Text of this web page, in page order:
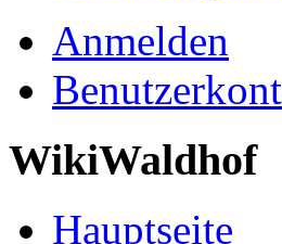
Anmelden
WikiWaldhof
Hauptseite